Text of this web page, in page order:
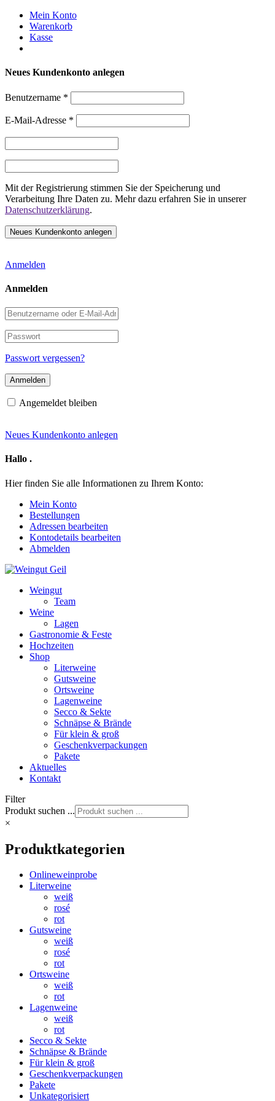
Weiter
zum
Inhalt
Mein Konto
Warenkorb
Kasse
Neues Kundenkonto anlegen
Benutzername *
E-Mail-Adresse *
Mit der Registrierung stimmen Sie der Speicherung und
Verarbeitung Ihre Daten zu. Mehr dazu erfahren Sie in unserer
Datenschutzerklärung.
Anmelden
Anmelden
Benutzername
oder
E-
Mail-
Adresse
Passwort
Passwort vergessen?
Angemeldet bleiben
Neues Kundenkonto anlegen
Hallo .
Hier finden Sie alle Informationen zu Ihrem Konto:
Mein Konto
Bestellungen
Adressen bearbeiten
Kontodetails bearbeiten
Abmelden
Weingut
Team
Weine
Lagen
Gastronomie & Feste
Hochzeiten
Shop
Literweine
Gutsweine
Ortsweine
Lagenweine
Secco & Sekte
Schnäpse & Brände
Für klein & groß
Geschenkverpackungen
Pakete
Aktuelles
Kontakt
Filter
Produkt suchen ...
×
Produktkategorien
Onlineweinprobe
Literweine
weiß
rosé
rot
Gutsweine
weiß
rosé
rot
Ortsweine
weiß
rot
Lagenweine
weiß
rot
Secco & Sekte
Schnäpse & Brände
Für klein & groß
Geschenkverpackungen
Pakete
Unkategorisiert